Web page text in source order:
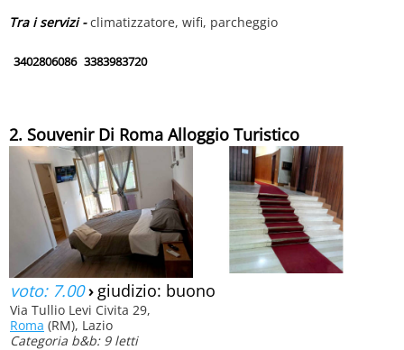
Tra i servizi -climatizzatore, wifi, parcheggio
3402806086 3383983720
2. Souvenir Di Roma Alloggio Turistico
voto: 7.00› giudizio: buono
Via Tullio Levi Civita 29,
Roma (RM), Lazio
Categoria b&b: 9 letti